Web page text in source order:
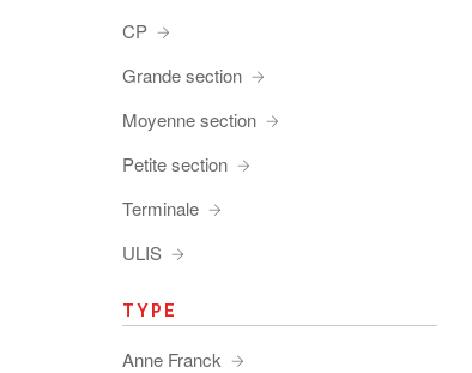
CP
Grande section
Moyenne section
Petite section
Terminale
ULIS
TYPE
Anne Franck